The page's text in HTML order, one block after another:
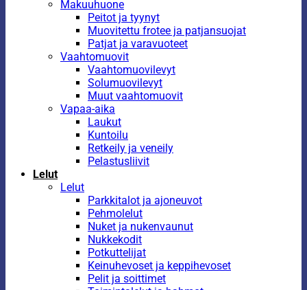
Makuuhuone
Peitot ja tyynyt
Muovitettu frotee ja patjansuojat
Patjat ja varavuoteet
Vaahtomuovit
Vaahtomuovilevyt
Solumuovilevyt
Muut vaahtomuovit
Vapaa-aika
Laukut
Kuntoilu
Retkeily ja veneily
Pelastusliivit
Lelut
Lelut
Parkkitalot ja ajoneuvot
Pehmolelut
Nuket ja nukenvaunut
Nukkekodit
Potkuttelijat
Keinuhevoset ja keppihevoset
Pelit ja soittimet